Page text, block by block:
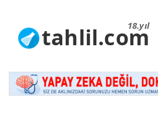
18.yıl
tahlil.com